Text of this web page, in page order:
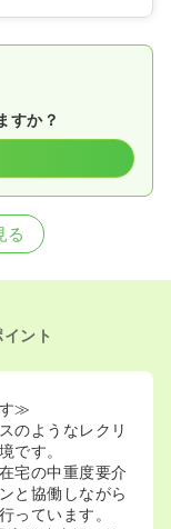
すか？
る
ント
≫
のようなレクリ
です。
宅の中重度要介
と協働しながら
っています。